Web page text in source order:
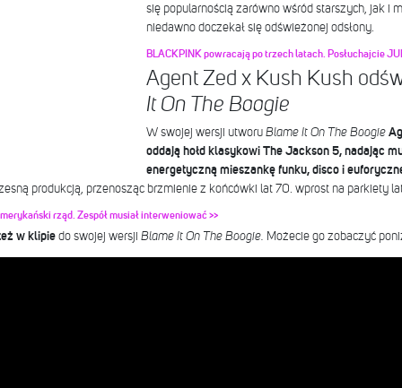
się popularnością zarówno wśród starszych, jak i
niedawno doczekał się odświeżonej odsłony.
BLACKPINK powracają po trzech latach. Posłuchajcie
Agent Zed x Kush Kush
It On The Boogie
W swojej wersji utworuBlame It On The Boogie
oddają hołd klasykowi The Jackson 5, nadając
energetyczną mieszankę funku, disco i
produkcją, przenosząc brzmienie z końcówki lat 70. wprost na parkiety
rząd. Zespół musiał interweniować >>
w klipiedo swojej wersji Blame It On The Boogie. Możecie go zobaczyć